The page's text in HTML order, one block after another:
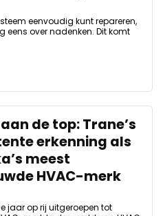
eenvoudig kunt repareren,
over nadenken. Dit komt
de top: Trane’s
erkenning als
meest
HVAC-merk
jaar op rij uitgeroepen tot